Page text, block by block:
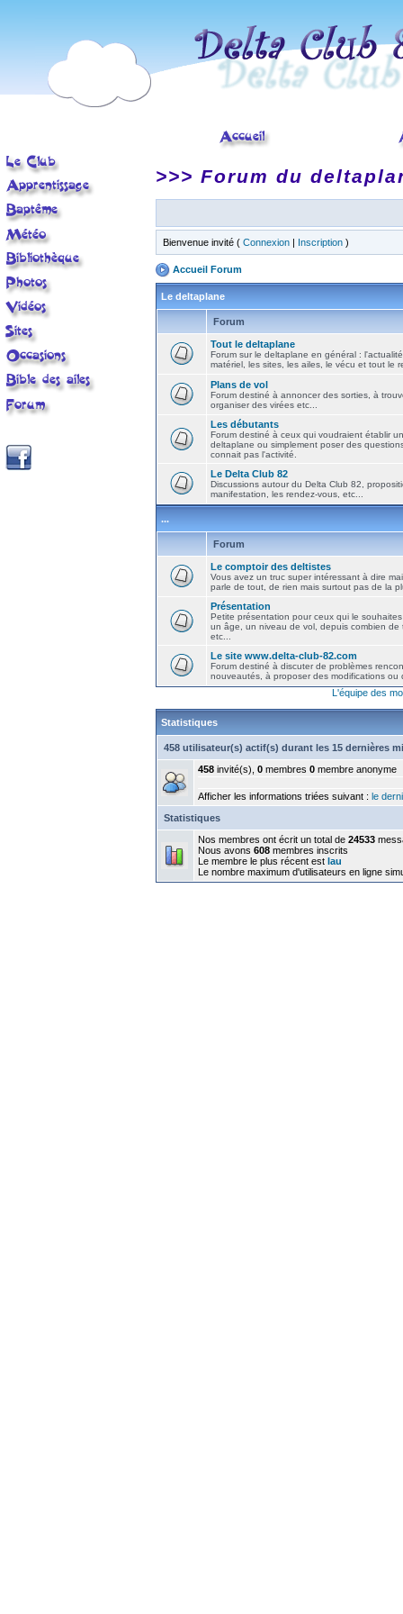
>>> Forum du
Bienvenue invité ( Connexion | Inscription )
Accueil Forum
Le deltaplane
Forum
Tout le deltaplane
Forum sur le deltaplane en général :
matériel, les sites, les ailes, le vécu et tout le
Plans de vol
Forum destiné à annoncer des sorties, à
organiser des virées etc...
Les débutants
Forum destiné à ceux qui voudraient établir
deltaplane ou simplement poser des
connait pas l'activité.
Le Delta Club 82
Discussions autour du Delta Club 82,
manifestation, les rendez-vous, etc...
...
Forum
Le comptoir des deltistes
Vous avez un truc super intéressant à dire
parle de tout, de rien mais surtout pas de la
Présentation
Petite présentation pour ceux qui le
un âge, un niveau de vol, depuis combien de
etc...
Le site www.delta-club-82.com
Forum destiné à discuter de problèmes
nouveautés, à proposer des modifications ou
L'équipe des
Statistiques
458 utilisateur(s) actif(s) durant les 15 dernières
458 invité(s), 0 membres 0 membre anonyme
Afficher les informations triées suivant : le
Statistiques
Nos membres ont écrit un total de 24533
Nous avons 608 membres inscrits
Le membre le plus récent est lau
Le nombre maximum d'utilisateurs en ligne